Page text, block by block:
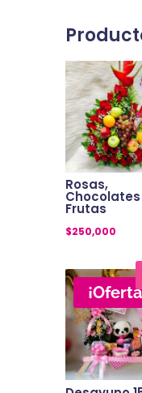
Rosas,
Frutas
$250,000